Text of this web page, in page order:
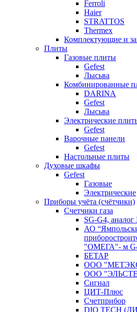
Ferroli
Haier
STRATTOS
Thermex
Комплектующие и
Плиты
Газовые плиты
Gefest
Лысьва
Комбинированные
DARINA
Gefest
Лысьва
Электрические
Gefest
Варочные панели
Gefest
Настольные плиты
Духовые шкафы
Gefest
Газовые
Электрические
Приборы учёта (счётчики)
Счетчики газа
SG-G4,
АО
"ОМЕГА"- м
БЕТАР
ООО
ООО "ЭЛЬСТЕР
Сигнал
ЦИТ-Плюс
Счетприбор
DIO TECH